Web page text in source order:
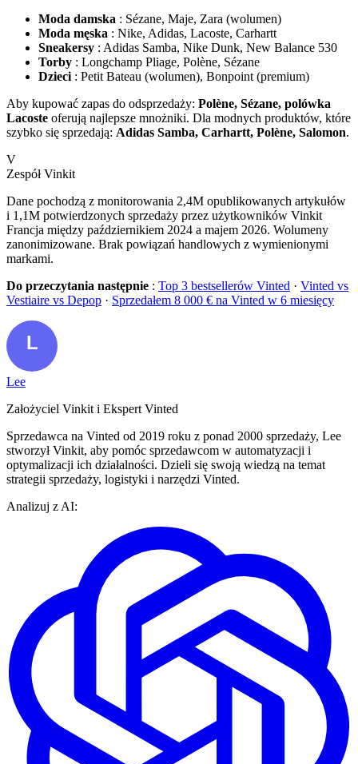
Moda damska : Sézane, Maje, Zara (wolumen)
Moda męska : Nike, Adidas, Lacoste, Carhartt
Sneakersy : Adidas Samba, Nike Dunk, New Balance 530
Torby : Longchamp Pliage, Polène, Sézane
Dzieci : Petit Bateau (wolumen), Bonpoint (premium)
Aby kupować zapas do odsprzedaży: Polène, Sézane, polówka
Lacoste oferują najlepsze mnożniki. Dla modnych produktów, które
szybko się sprzedają: Adidas Samba, Carhartt, Polène, Salomon.
V
Zespół Vinkit
Dane pochodzą z monitorowania 2,4M opublikowanych artykułów
i 1,1M potwierdzonych sprzedaży przez użytkowników Vinkit
Francja między październikiem 2024 a majem 2026. Wolumeny
zanonimizowane. Brak powiązań handlowych z wymienionymi
markami.
Do przeczytania następnie : Top 3 bestsellerów Vinted · Vinted vs
Vestiaire vs Depop · Sprzedałem 8 000 € na Vinted w 6 miesięcy
Lee
Założyciel Vinkit i Ekspert Vinted
Sprzedawca na Vinted od 2019 roku z ponad 2000 sprzedaży, Lee
stworzył Vinkit, aby pomóc sprzedawcom w automatyzacji i
optymalizacji ich działalności. Dzieli się swoją wiedzą na temat
strategii sprzedaży, logistyki i narzędzi Vinted.
Analizuj z AI: